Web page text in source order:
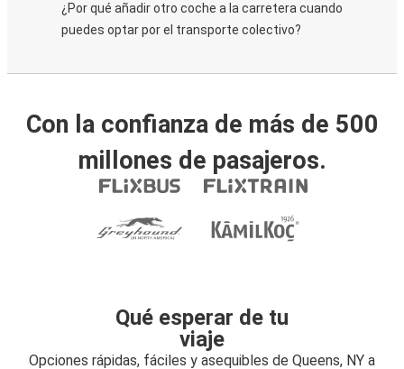
¿Por qué añadir otro coche a la carretera cuando
puedes optar por el transporte colectivo?
Con la confianza de más de 500
millones de pasajeros.
Qué esperar de tu
viaje
Opciones rápidas, fáciles y asequibles de Queens, NY a